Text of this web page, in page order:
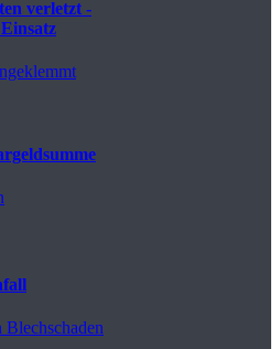
verletzt -
Blechschaden